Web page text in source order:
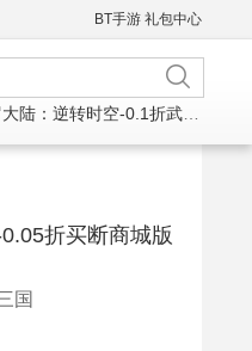
BT手游 礼包中心
陆：逆转时空-0.1折武魂觉醒
折买断商城版
国